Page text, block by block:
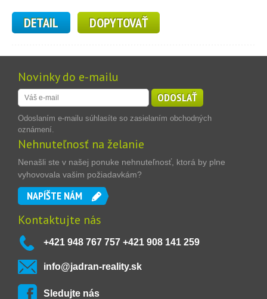
DETAIL DOPYTOVAŤ
Novinky do e-mailu
ODOSLAŤ
Odoslaním e-mailu súhlasíte so zasielaním obchodných
oznámení.
Nehnuteľnosť na želanie
Nenašli ste v našej ponuke nehnuteľnosť, ktorá by plne
vyhovovala vašim požiadavkám?
NAPÍŠTE NÁM
Kontaktujte nás
+421 948 767 757 +421 908 141 259
info@jadran-reality.sk
Sledujte nás